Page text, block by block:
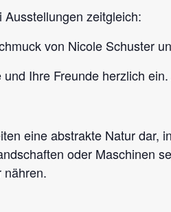
zeitgleich:
von Nicole Schuster
Ihre Freunde herzlich
eine abstrakte Natur
oder Maschinen
nähren.